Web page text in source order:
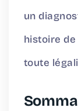
un
histoire
toute